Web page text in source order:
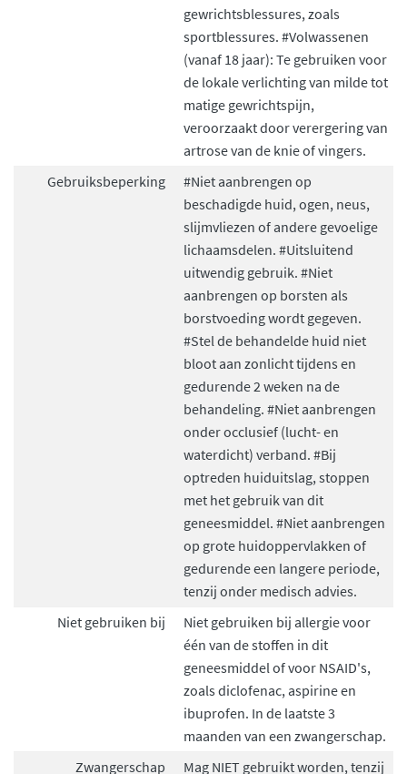
gewrichtsblessures, zoals
sportblessures. #Volwassenen
(vanaf 18 jaar): Te gebruiken voor
de lokale verlichting van milde tot
matige gewrichtspijn,
veroorzaakt door verergering van
artrose van de knie of vingers.
Gebruiksbeperking
#Niet aanbrengen op
beschadigde huid, ogen, neus,
slijmvliezen of andere gevoelige
lichaamsdelen. #Uitsluitend
uitwendig gebruik. #Niet
aanbrengen op borsten als
borstvoeding wordt gegeven.
#Stel de behandelde huid niet
bloot aan zonlicht tijdens en
gedurende 2 weken na de
behandeling. #Niet aanbrengen
onder occlusief (lucht- en
waterdicht) verband. #Bij
optreden huiduitslag, stoppen
met het gebruik van dit
geneesmiddel. #Niet aanbrengen
op grote huidoppervlakken of
gedurende een langere periode,
tenzij onder medisch advies.
Niet gebruiken bij
Niet gebruiken bij allergie voor
één van de stoffen in dit
geneesmiddel of voor NSAID's,
zoals diclofenac, aspirine en
ibuprofen. In de laatste 3
maanden van een zwangerschap.
Zwangerschap
Mag NIET gebruikt worden, tenzij